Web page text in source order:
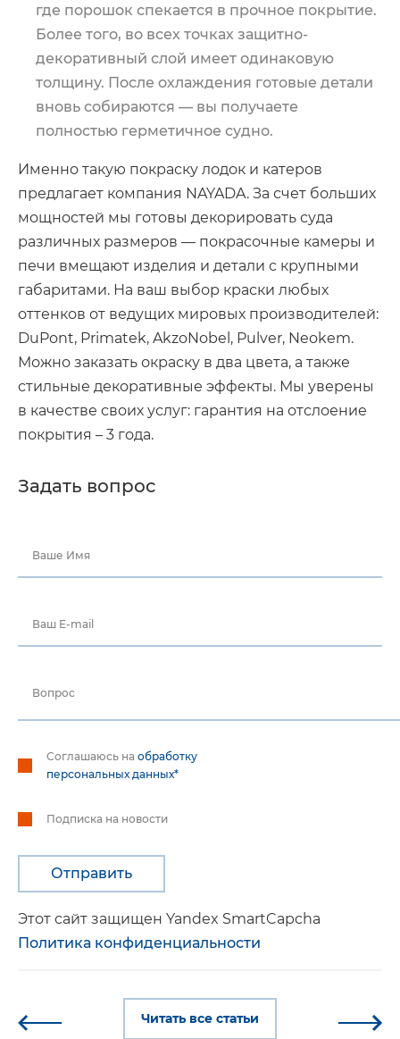
где порошок спекается в прочное покрытие.
Более того, во всех точках защитно-
декоративный слой имеет одинаковую
толщину. После охлаждения готовые детали
вновь собираются — вы получаете
полностью герметичное судно.
Именно такую покраску лодок и катеров
предлагает компания NAYADA. За счет больших
мощностей мы готовы декорировать суда
различных размеров — покрасочные камеры и
печи вмещают изделия и детали с крупными
габаритами. На ваш выбор краски любых
оттенков от ведущих мировых производителей:
DuPont, Primatek, AkzoNobel, Pulver, Neokem.
Можно заказать окраску в два цвета, а также
стильные декоративные эффекты. Мы уверены
в качестве своих услуг: гарантия на отслоение
покрытия – 3 года.
Задать вопрос
Ваше Имя
Ваш E-mail
Вопрос
Соглашаюсь на обработку
персональных данных*
Подписка на новости
Этот сайт защищен Yandex SmartCapcha
Политика конфиденциальности
Читать все статьи